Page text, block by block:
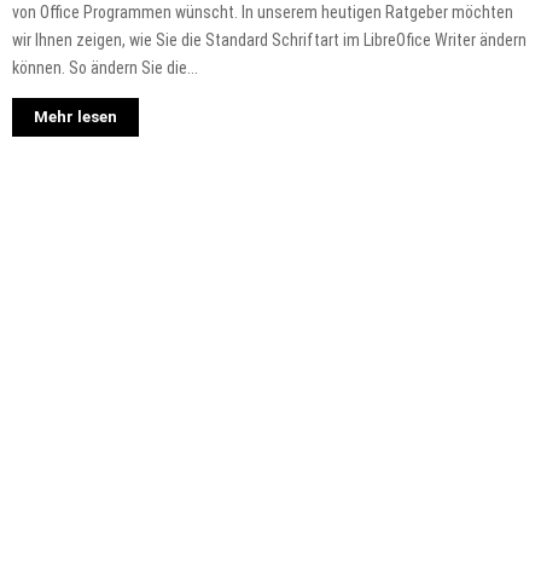
von Office Programmen wünscht. In unserem heutigen Ratgeber möchten
wir Ihnen zeigen, wie Sie die Standard Schriftart im LibreOfice Writer ändern
können. So ändern Sie die...
Mehr lesen